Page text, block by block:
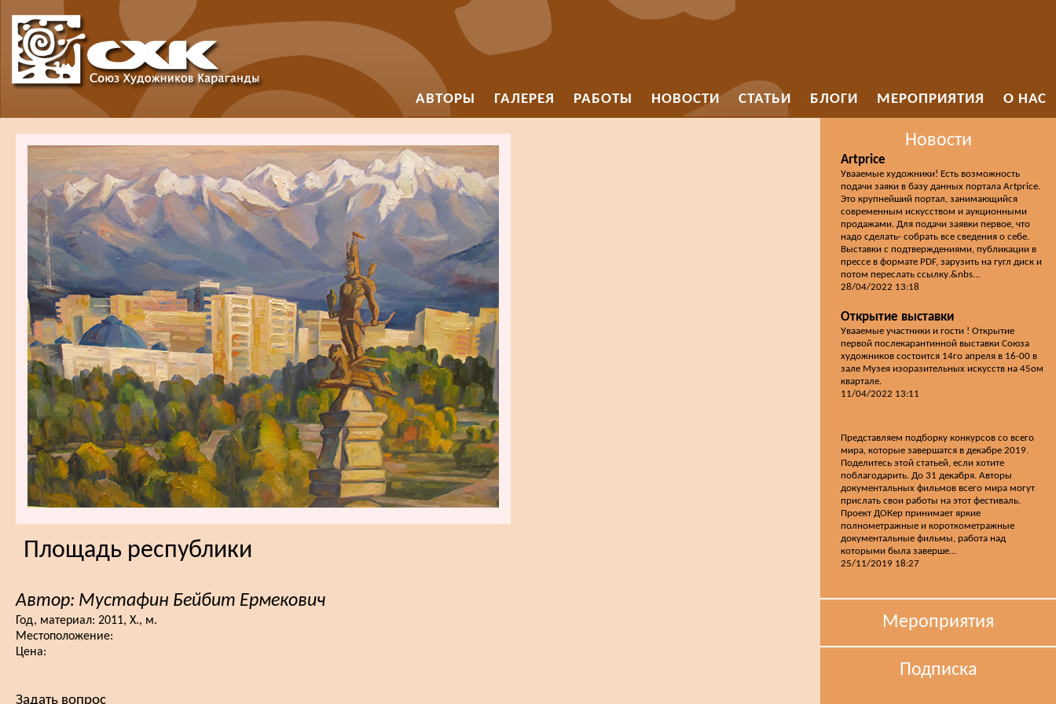
АВТОРЫ ГАЛЕРЕЯ РАБОТЫ НОВОСТИ СТАТЬИ БЛОГИ МЕРОПРИЯТИЯ О НАС
Площадь республики
Автор: Мустафин Бейбит Ермекович
Год, материал: 2011, Х., м.
Местоположение:
Цена:
Задать вопрос
Новости
Artprice
Увааемые художники! Есть возможность
подачи заяки в базу данных портала Artprice.
Это крупнейший портал, занимающийся
современным искусством и аукционными
продажами. Для подачи заявки первое, что
надо сделать- собрать все сведения о себе.
Выставки с подтверждениями, публикации в
прессе в формате PDF, зарузить на гугл диск и
потом переслать ссылку.&nbs...
28/04/2022 13:18
Открытие выставки
Увааемые участники и гости ! Открытие
первой послекарантинной выставки Союза
художников состоится 14го апреля в 16-00 в
зале Музея изоразительных искусств на 45ом
квартале.
11/04/2022 13:11
Представляем подборку конкурсов со всего
мира, которые завершатся в декабре 2019.
Поделитесь этой статьей, если хотите
поблагодарить. До 31 декабря. Авторы
документальных фильмов всего мира могут
прислать свои работы на этот фестиваль.
Проект ДОКер принимает яркие
полнометражные и короткометражные
документальные фильмы, работа над
которыми была заверше...
25/11/2019 18:27
Мероприятия
Подписка